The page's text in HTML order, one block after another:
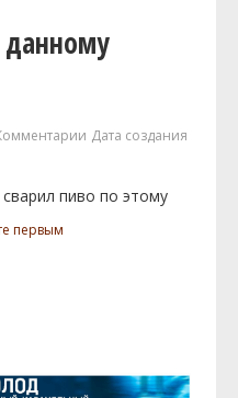
данному
Дата создания
пиво по этому
первым